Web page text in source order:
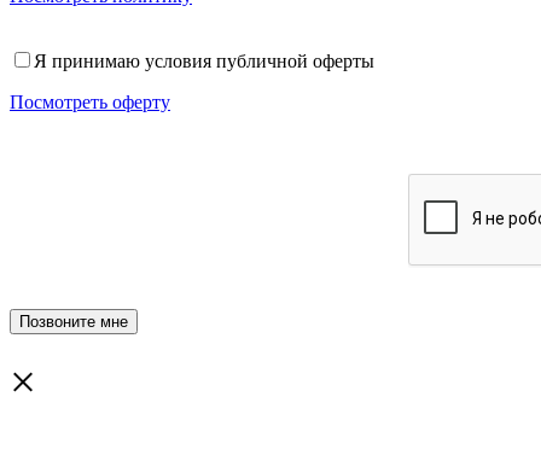
Я принимаю условия публичной оферты
Посмотреть оферту
×